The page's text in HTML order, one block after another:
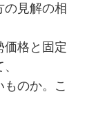
の見解の相
価格と固定
のか。こ